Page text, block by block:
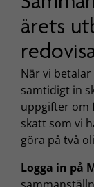
årets
När vi
samtidigt in
uppgifter om
skatt som vi
göra på två
Logga in på